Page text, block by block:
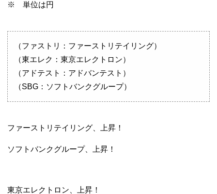
※ 単位は円
（ファストリ：ファーストリテイリング）
（東エレク：東京エレクトロン）
（アドテスト：アドバンテスト）
（SBG：ソフトバンクグループ）
ファーストリテイリング、上昇！
ソフトバンクグループ、上昇！
東京エレクトロン、上昇！